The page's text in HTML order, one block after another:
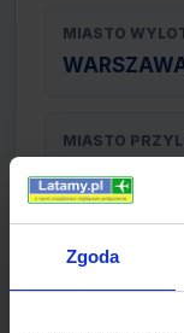
Zgoda
MIASTO
MIASTO
ST.
TYP